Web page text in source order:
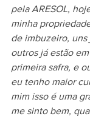
pela ARESOL,
minha
de imbuzeiro,
outros já estão
primeira safra, e
eu tenho maior
mim isso é uma
me sinto bem,